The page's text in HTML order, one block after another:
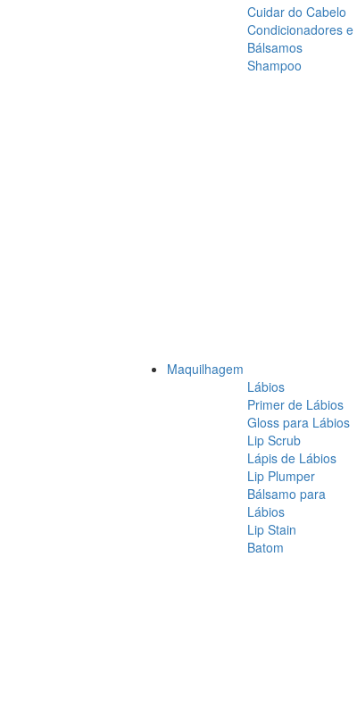
Cuidar do Cabelo
Condicionadores e
Bálsamos
Shampoo
Maquilhagem
Lábios
Primer de Lábios
Gloss para Lábios
Lip Scrub
Lápis de Lábios
Lip Plumper
Bálsamo para
Lábios
Lip Stain
Batom